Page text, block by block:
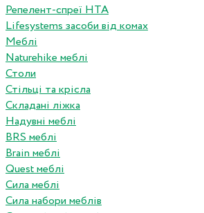
Репелент-спреї HTA
Lifesystems засоби від комах
Меблі
Naturehike меблі
Столи
Стільці та крісла
Складані ліжка
Надувні меблі
BRS меблі
Brain меблі
Quest меблі
Сила меблі
Сила набори меблів